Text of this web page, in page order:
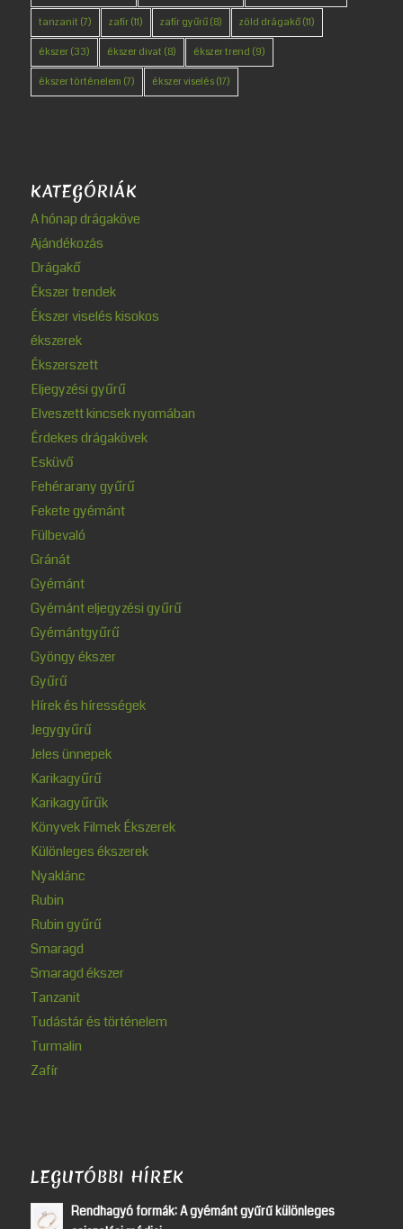
tanzanit (7) zafír(11) zafír gyűrű(8) zöld drágakő(11)
ékszer(33) ékszer divat (8) ékszer trend (9)
ékszer történelem (7) ékszer viselés(17)
KATEGÓRIÁK
A hónap drágaköve
Ajándékozás
Drágakő
Ékszer trendek
Ékszer viselés kisokos
ékszerek
Ékszerszett
Eljegyzési gyűrű
Elveszett kincsek nyomában
Érdekes drágakövek
Esküvő
Fehérarany gyűrű
Fekete gyémánt
Fülbevaló
Gránát
Gyémánt
Gyémánt eljegyzési gyűrű
Gyémántgyűrű
Gyöngy ékszer
Gyűrű
Hírek és hírességek
Jegygyűrű
Jeles ünnepek
Karikagyűrű
Karikagyűrűk
Könyvek Filmek Ékszerek
Különleges ékszerek
Nyaklánc
Rubin
Rubin gyűrű
Smaragd
Smaragd ékszer
Tanzanit
Tudástár és történelem
Turmalin
Zafír
LEGUTÓBBI HÍREK
Rendhagyó formák: A gyémánt gyűrű különleges